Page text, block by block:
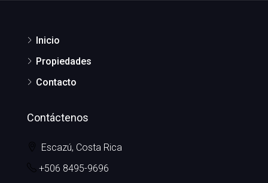
Inicio
Propiedades
Contacto
Contáctenos
Escazú, Costa Rica
+506 8495-9696